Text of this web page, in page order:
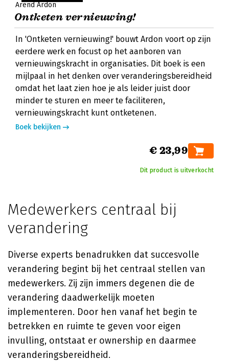
Arend Ardon
Ontketen vernieuwing!
In 'Ontketen vernieuwing!' bouwt Ardon voort op zijn
eerdere werk en focust op het aanboren van
vernieuwingskracht in organisaties. Dit boek is een
mijlpaal in het denken over veranderingsbereidheid
omdat het laat zien hoe je als leider juist door
minder te sturen en meer te faciliteren,
vernieuwingskracht kunt ontketenen.
Boek bekijken
€ 23,99
Dit product is uitverkocht
Medewerkers centraal bij
verandering
Diverse experts benadrukken dat succesvolle
verandering begint bij het centraal stellen van
medewerkers. Zij zijn immers degenen die de
verandering daadwerkelijk moeten
implementeren. Door hen vanaf het begin te
betrekken en ruimte te geven voor eigen
invulling, ontstaat er ownership en daarmee
veranderingsbereidheid.